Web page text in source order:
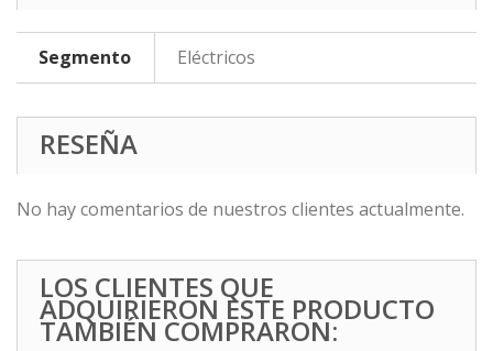
Segmento Eléctricos
RESEÑA
No hay comentarios de nuestros clientes actualmente.
LOS CLIENTES QUE
ADQUIRIERON ESTE PRODUCTO
TAMBIÉN COMPRARON: